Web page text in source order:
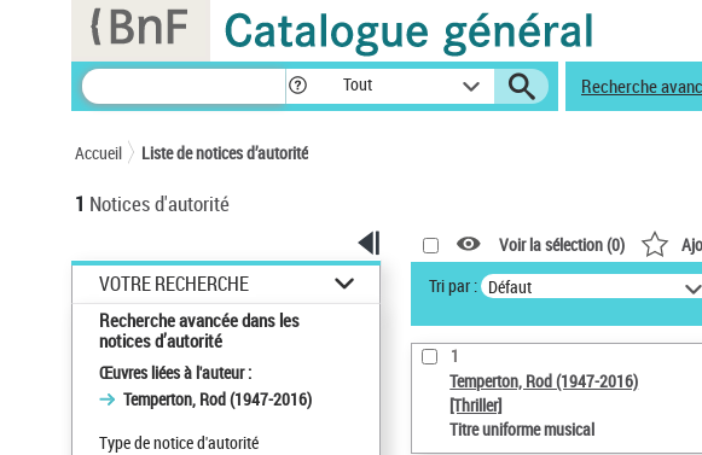
Tout Recherche
Accueil Liste de notices d’autorité
1 Notices d'autorité
VOTRE RECHERCHE
Recherche avancée dans les
notices d’autorité
Œuvres liées à l'auteur :
Temperton, Rod (1947-2016)
Type de notice d'autorité
Voir la sélection (0)
Tri par : Défaut
1
Temperton, Rod (1947-2016)
[Thriller]
Titre uniforme musical
Panneau de gestion des cookies